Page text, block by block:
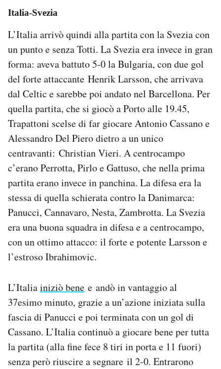
Italia-Svezia
L’Italia arrivò quindi alla partita con la Svezia con
un punto e senza Totti. La Svezia era invece in gran
forma: aveva battuto 5-0 la Bulgaria, con due gol
del forte attaccante Henrik Larsson, che arrivava
dal Celtic e sarebbe poi andato nel Barcellona. Per
quella partita, che si giocò a Porto alle 19.45,
Trapattoni scelse di far giocare Antonio Cassano e
Alessandro Del Piero dietro a un unico
centravanti: Christian Vieri. A centrocampo
c’erano Perrotta, Pirlo e Gattuso, che nella prima
partita erano invece in panchina. La difesa era la
stessa di quella schierata contro la Danimarca:
Panucci, Cannavaro, Nesta, Zambrotta. La Svezia
era una buona squadra in difesa e a centrocampo,
con un ottimo attacco: il forte e potente Larsson e
l’estroso Ibrahimovic.
L’Italiainiziò bene e andò in vantaggio al
37esimo minuto, grazie a un’azione iniziata sulla
fascia di Panucci e poi terminata con un gol di
Cassano. L’Italia continuò a giocare bene per tutta
la partita (alla fine fece 8 tiri in porta e 11 fuori)
senza però riuscire a segnare il 2-0. Entrarono